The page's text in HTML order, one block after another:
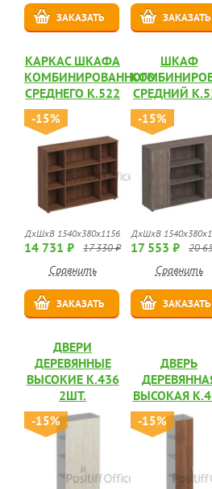
ЗАКАЗАТЬ ЗАКАЗАТЬ
КАРКАС ШКАФА
КОМБИНИРОВАННОГО
СРЕДНЕГО К.522
-15%
ДхШхВ 1540x380x1156
14 731 ₽ 17 330 ₽
Сравнить
ЗАКАЗАТЬ
ШКАФ
СРЕДНИЙ
-15%
ДхШхВ
17 553 ₽ 20
Сравнить
ЗАКАЗАТЬ
ДВЕРИ
ДЕРЕВЯННЫЕ
ВЫСОКИЕ К.436
2ШТ.
-15%
ДВЕРЬ
ВЫСОКАЯ
-15%